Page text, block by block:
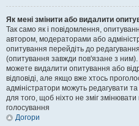
Як мені змінити або видалити
Так само як і повідомлення,
автором, модераторами або
опитування перейдіть до
(опитування завжди пов'язане з
можете видалити опитування або
відповіді, але якщо вже хтось
адміністратори можуть редагувати
для того, щоб ніхто не зміг змінювати
голосування
Догори